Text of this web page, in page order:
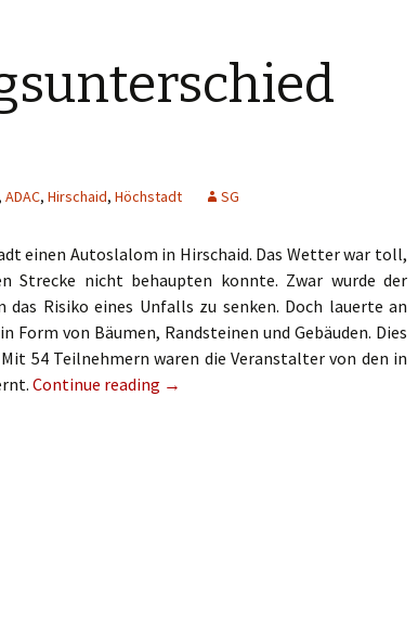
, ADAC, Hirschaid, Höchstadt SG
einen Autoslalom in Hirschaid. Das Wetter war toll,
Strecke nicht behaupten konnte. Zwar wurde der
Risiko eines Unfalls zu senken. Doch lauerte an
von Bäumen, Randsteinen und Gebäuden. Dies
54 Teilnehmern waren die Veranstalter von den in
Continue reading →